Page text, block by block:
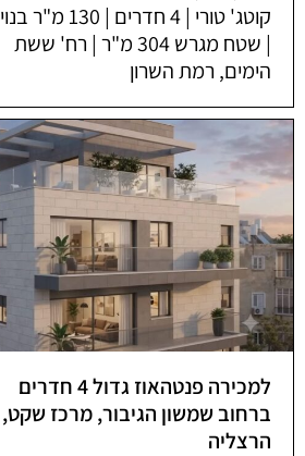
קוטג' טורי | 4 חדרים | 130 מ"ר בנוי
| שטח מגרש 304 מ"ר | רח' ששת
הימים, רמת השרון
למכירה פנטהאוז גדול 4 חדרים
ברחוב שמשון הגיבור, מרכז שקט,
הרצליה